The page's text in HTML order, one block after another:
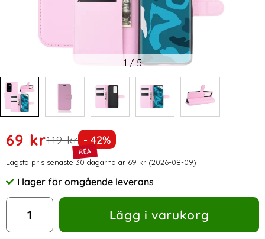
1 / 5
Handla denna produkt Huawei P40 Pro - Litchi
rea pris
69 krtidigare pris
119 kr Priset är nedsatt med
- 42%
Prishistorik
Lägsta pris senaste 30 dagarna är 69 kr (2026-08-09)
Tillgänglighet:
I lager för omgående leverans
antal
Lägg i varukorg